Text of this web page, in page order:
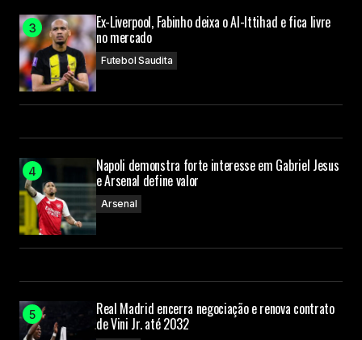
Ex-Liverpool, Fabinho deixa o Al-Ittihad e fica livre
no mercado
Futebol Saudita
Napoli demonstra forte interesse em Gabriel Jesus
e Arsenal define valor
Arsenal
Real Madrid encerra negociação e renova contrato
de Vini Jr. até 2032